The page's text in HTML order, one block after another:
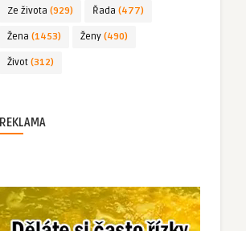
Ze života (929) Řada (477)
Žena (1453) Ženy (490)
Život (312)
REKLAMA